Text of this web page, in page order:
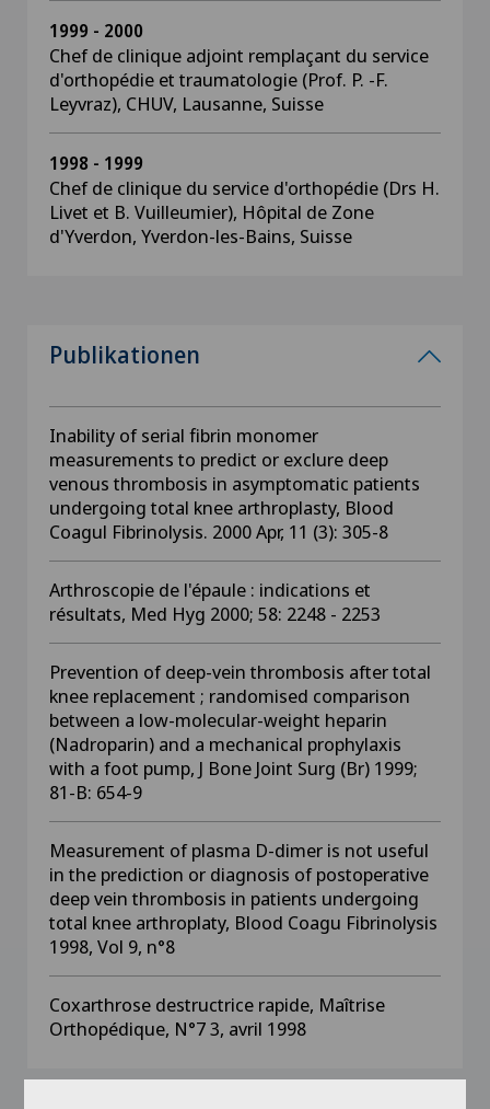
1999 - 2000
Chef de clinique adjoint remplaçant du service
d'orthopédie et traumatologie (Prof. P. -F.
Leyvraz), CHUV, Lausanne, Suisse
1998 - 1999
Chef de clinique du service d'orthopédie (Drs H.
Livet et B. Vuilleumier), Hôpital de Zone
d'Yverdon, Yverdon-les-Bains, Suisse
Publikationen
Inability of serial fibrin monomer
measurements to predict or exclure deep
venous thrombosis in asymptomatic patients
undergoing total knee arthroplasty, Blood
Coagul Fibrinolysis. 2000 Apr, 11 (3): 305-8
Arthroscopie de l'épaule : indications et
résultats, Med Hyg 2000; 58: 2248 - 2253
Prevention of deep-vein thrombosis after total
knee replacement ; randomised comparison
between a low-molecular-weight heparin
(Nadroparin) and a mechanical prophylaxis
with a foot pump, J Bone Joint Surg (Br) 1999;
81-B: 654-9
Measurement of plasma D-dimer is not useful
in the prediction or diagnosis of postoperative
deep vein thrombosis in patients undergoing
total knee arthroplaty, Blood Coagu Fibrinolysis
1998, Vol 9, n°8
Coxarthrose destructrice rapide, Maîtrise
Orthopédique, N°7 3, avril 1998